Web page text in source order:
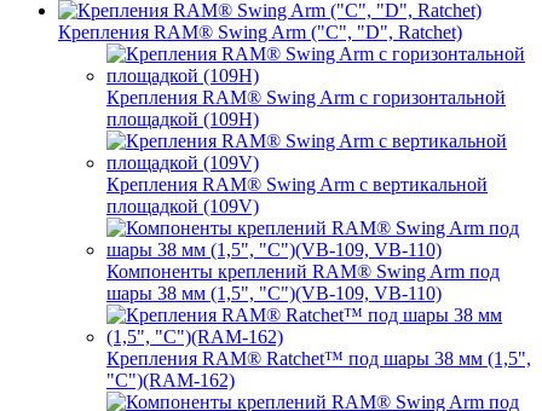
Крепления RAM® Swing Arm ("C", "D", Ratchet)
Крепления RAM® Swing Arm с горизонтальной
площадкой (109H)
Крепления RAM® Swing Arm с вертикальной
площадкой (109V)
Компоненты креплений RAM® Swing Arm под
шары 38 мм (1,5", "C")(VB-109, VB-110)
Крепления RAM® Ratchet™ под шары 38 мм (1,5",
"C")(RAM-162)